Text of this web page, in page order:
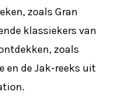
zoals Gran
klassiekers van
zoals
en de Jak-reeks uit